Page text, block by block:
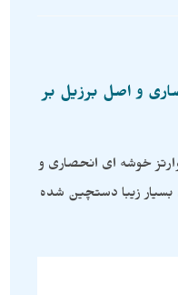
و اصل برزیل بر
خوشه ای انحصاری و
بسیار زیبا دستچین شده